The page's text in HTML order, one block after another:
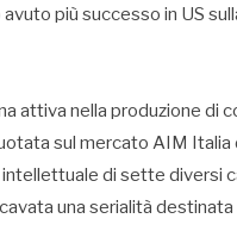
più successo in US
attiva nella produzione di
sul mercato AIM Italia
di sette diversi
una serialità